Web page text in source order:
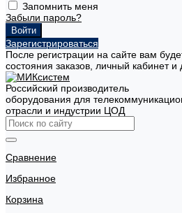
Запомнить меня
Забыли пароль?
Зарегистрироваться
После регистрации на сайте вам
состояния заказов, личный кабинет
Российский производитель
оборудования для
отрасли и индустрии ЦОД
Сравнение
Избранное
Корзина